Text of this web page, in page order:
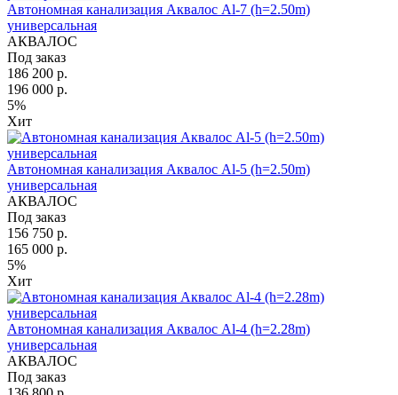
Автономная канализация Аквалос Al-7 (h=2.50m)
универсальная
АКВАЛОС
Под заказ
186 200 р.
196 000 р.
5%
Хит
Автономная канализация Аквалос Al-5 (h=2.50m)
универсальная
АКВАЛОС
Под заказ
156 750 р.
165 000 р.
5%
Хит
Автономная канализация Аквалос Al-4 (h=2.28m)
универсальная
АКВАЛОС
Под заказ